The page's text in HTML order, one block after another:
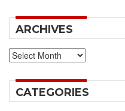
ARCHIVES
Archives
CATEGORIES